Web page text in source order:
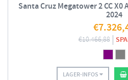
Santa Cruz Megatower 2 CC X0
2024
€
€10.466,88
LAGER-INFOS